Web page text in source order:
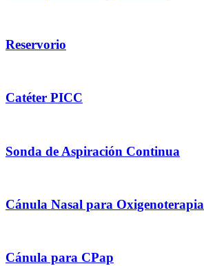
Reservorio
Catéter PICC
Sonda de Aspiración Continua
Cánula Nasal para Oxigenoterapia
Cánula para CPap